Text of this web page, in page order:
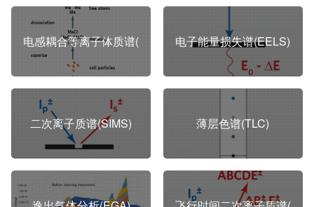
电感耦合等离子体质谱( 电子能量损失谱(EELS)
二次离子质谱(SIMS) 薄层色谱(TLC)